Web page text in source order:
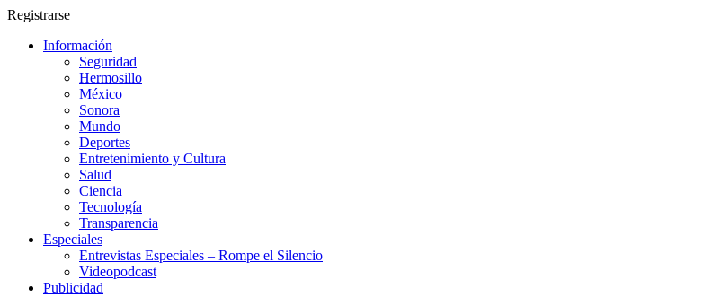
Registrarse
Información
Seguridad
Hermosillo
México
Sonora
Mundo
Deportes
Entretenimiento y Cultura
Salud
Ciencia
Tecnología
Transparencia
Especiales
Entrevistas Especiales – Rompe el Silencio
Videopodcast
Publicidad